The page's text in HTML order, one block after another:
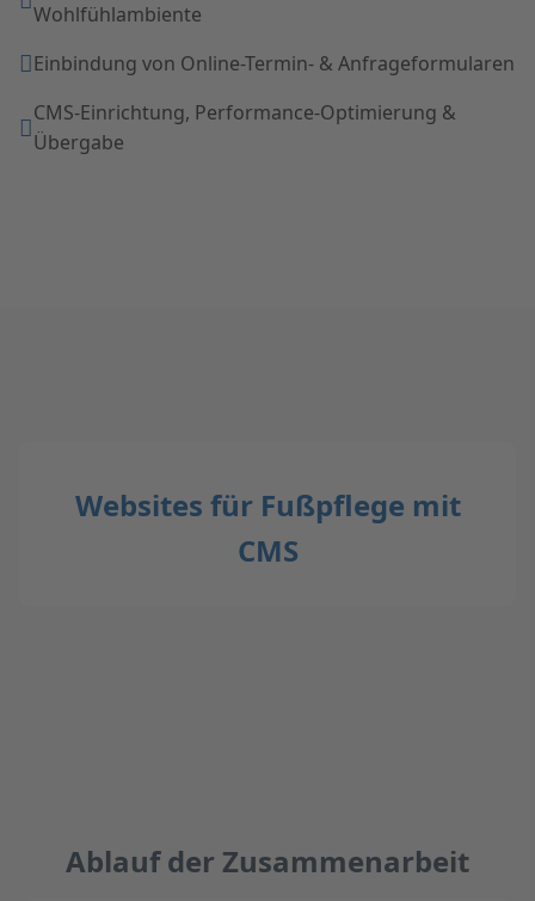
Wohlfühlambiente
Einbindung von Online-Termin- & Anfrageformularen
CMS-Einrichtung, Performance-Optimierung &
Übergabe
Websites für Fußpflege mit
CMS
Ablauf der Zusammenarbeit